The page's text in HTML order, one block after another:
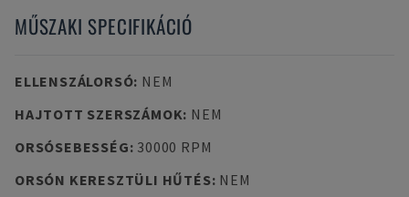
MŰSZAKI SPECIFIKÁCIÓ
ELLENSZÁLORSÓ: NEM
HAJTOTT SZERSZÁMOK: NEM
ORSÓSEBESSÉG: 30000 RPM
ORSÓN KERESZTÜLI HŰTÉS: NEM